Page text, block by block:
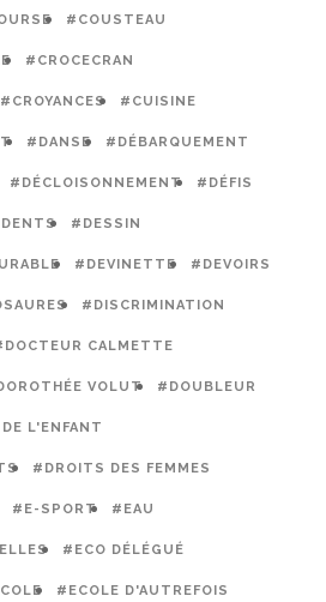
#COUSTEAU
#CROCECRAN
#CROYANCES #CUISINE
#DANSE #DÉBARQUEMENT
#DÉCLOISONNEMENT #DÉFIS
#DESSIN
#DEVINETTE #DEVOIRS
#DISCRIMINATION
CALMETTE
VOLUT #DOUBLEUR
L'ENFANT
#DROITS DES FEMMES
#E-SPORT #EAU
#ECO DÉLÉGUÉ
#ECOLE D'AUTREFOIS